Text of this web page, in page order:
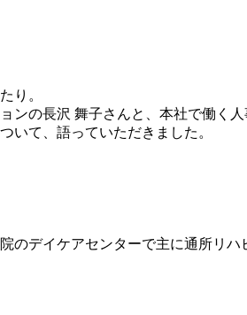
り。
ンの長沢 舞子さんと、本社で働く人
いて、語っていただきました。
のデイケアセンターで主に通所リ